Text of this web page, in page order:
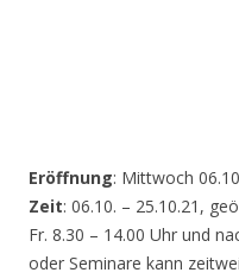
Eröffnung: Mittwoch
Zeit: 06.10. – 25.10.21,
Fr. 8.30 – 14.00 Uhr und
oder Seminare kann